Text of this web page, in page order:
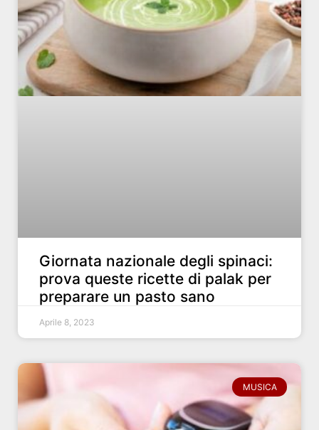
Giornata nazionale degli spinaci:
prova queste ricette di palak per
preparare un pasto sano
Aprile 8, 2023
MUSICA